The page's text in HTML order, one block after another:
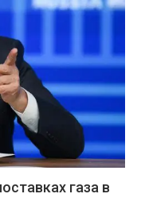
газа в